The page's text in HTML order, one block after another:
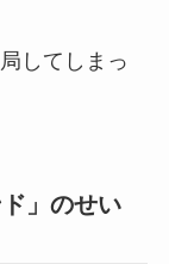
してしまっ
」のせい